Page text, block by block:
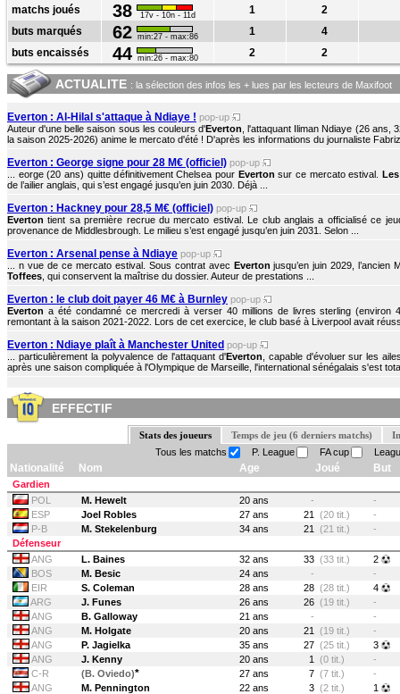
matchs joués
38 17v - 10n - 11d 1
2
buts marqués
62 min:27 - max:86 1
4
buts encaissés
44 min:26 - max:80 2 2
ACTUALITE : la sélection des infos les + lues par les lecteurs de Maxifoot
Everton : Al-Hilal s'attaque à Ndiaye ! pop-up
Auteur d'une belle saison sous les couleurs d'Everton , l'attaquant Iliman Ndiaye (26 ans,
la saison 2025-2026) anime le mercato d'été ! D'après les informations du journaliste
Everton : George signe pour 28 M€ (officiel) pop-up
... eorge (20 ans) quitte définitivement Chelsea pour Everton sur ce mercato estival.
de l’ailier anglais, qui s’est engagé jusqu’en juin 2030. Déjà ...
Everton : Hackney pour 28,5 M€ (officiel) pop-up
Everton tient sa première recrue du mercato estival. Le club anglais a officialisé ce
provenance de Middlesbrough. Le milieu s’est engagé jusqu’en juin 2031. Selon ...
Everton : Arsenal pense à Ndiaye pop-up
... n vue de ce mercato estival. Sous contrat avec Everton jusqu’en juin 2029,
Toffees , qui conservent la maîtrise du dossier. Auteur de prestations ...
Everton : le club doit payer 46 M€ à Burnley pop-up
Everton a été condamné ce mercredi à verser 40 millions de livres sterling (environ
remontant à la saison 2021-2022. Lors de cet exercice, le club basé à Liverpool avait
Everton : Ndiaye plaît à Manchester United pop-up
... particulièrement la polyvalence de l'attaquant d'Everton , capable d'évoluer sur les
après une saison compliquée à l'Olympique de Marseille, l'international sénégalais s'est
EFFECTIF
Stats des joueurs Temps de jeu (6 derniers matchs)
Tous les matchs
P. League FA cup
Nationalité Nom Age Joué But
Gardien
POL
M. Hewelt 20 ans -
-
ESP
Joel Robles 27 ans 21 (20 tit.)
-
P-B
M. Stekelenburg 34 ans 21 (21 tit.)
-
Défenseur
ANG
L. Baines 32 ans 33 (33 tit.)
2
BOS
M. Besic 24 ans -
-
EIR
S. Coleman 28 ans 28 (28 tit.)
4
ARG
J. Funes 26 ans 26 (19 tit.)
-
ANG
B. Galloway 21 ans -
-
ANG
M. Holgate 20 ans 21 (19 tit.)
-
ANG
P. Jagielka 35 ans 27 (25 tit.)
3
ANG
J. Kenny 20 ans 1 (0 tit.)
-
C-R
(B. Oviedo)* 27 ans 7 (7 tit.)
-
ANG
M. Pennington 22 ans 3 (2 tit.)
1